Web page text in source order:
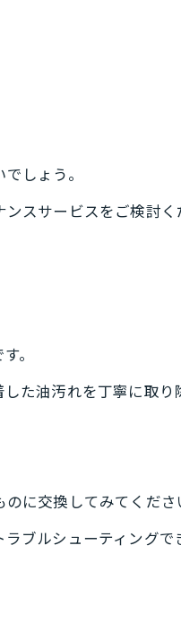
しょう。
スサービスをご検討く
。
た油汚れを丁寧に取り
に交換してみてくださ
ブルシューティングで